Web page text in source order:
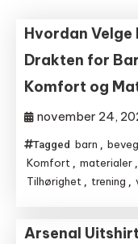
Hvordan
Drakten for
Komfort og
november 24,
Tagged barn ,
Komfort , materialer ,
Tilhørighet , trening ,
Arsenal